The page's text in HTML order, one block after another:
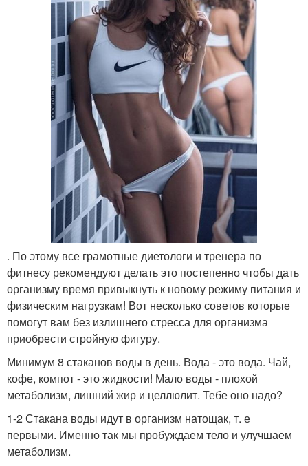
. По этому все грамотные диетологи и тренера по
фитнесу рекомендуют делать это постепенно чтобы дать
организму время привыкнуть к новому режиму питания и
физическим нагрузкам! Вот несколько советов которые
помогут вам без излишнего стресса для организма
приобрести стройную фигуру.
Минимум 8 стаканов воды в день. Вода - это вода. Чай,
кофе, компот - это жидкости! Мало воды - плохой
метаболизм, лишний жир и целлюлит. Тебе оно надо?
1-2 Стакана воды идут в организм натощак, т. е
первыми. Именно так мы пробуждаем тело и улучшаем
метаболизм.